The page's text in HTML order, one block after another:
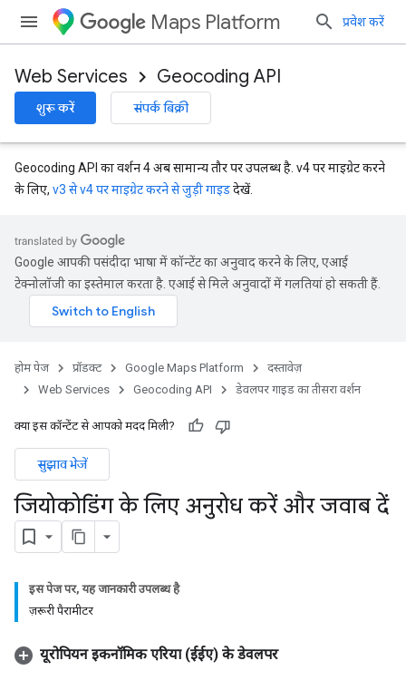
Maps Platform प्रवेश करें
Web Services Geocoding API
शुरू करें संपर्क बिक्री
Geocoding API का वर्शन 4 अब सामान्य तौर पर उपलब्ध है. v4 पर माइग्रेट करने
के लिए, v3 से v4 पर माइग्रेट करने से जुड़ी गाइडदेखें.
Google आपकी पसंदीदा भाषा में कॉन्टेंट का अनुवाद करने के लिए, एआई
टेक्नोलॉजी का इस्तेमाल करता है. एआई से मिले अनुवादों में गलतियां हो सकती हैं.
होम पेज प्रॉडक्ट Google Maps Platform
दस्तावेज़
Web Services
Geocoding API डेवलपर गाइड का तीसरा वर्शन
क्या इस कॉन्टेंट से आपको मदद मिली?
सुझाव भेजें
जियोकोडिंग के लिए अनुरोध करें और जवाब दें
इस पेज पर, यह जानकारी उपलब्ध है
ज़रूरी पैरामीटर
यूरोपियन इकनॉमिक एरिया (ईईए) के डेवलपर